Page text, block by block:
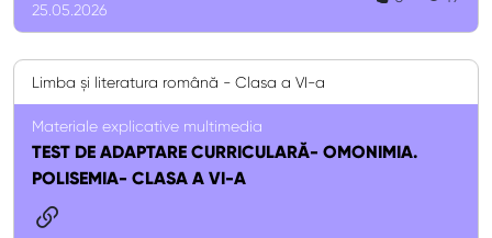
25.05.2026
Limba și literatura română - Clasa a VI-a
Materiale explicative multimedia
TEST DE ADAPTARE CURRICULARĂ- OMONIMIA.
POLISEMIA- CLASA A VI-A